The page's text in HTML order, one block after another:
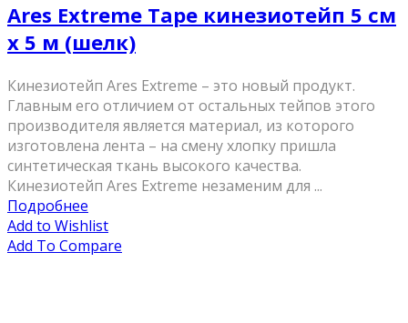
Ares Extreme Tape кинезиотейп 5 см
х 5 м (шелк)
Кинезиотейп Ares Extreme – это новый продукт.
Главным его отличием от остальных тейпов этого
производителя является материал, из которого
изготовлена лента – на смену хлопку пришла
синтетическая ткань высокого качества. ⠀
Кинезиотейп Ares Extreme незаменим для ...
Подробнее
Add to Wishlist
Add To Compare